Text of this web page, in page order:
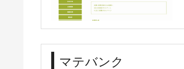
マテバンク